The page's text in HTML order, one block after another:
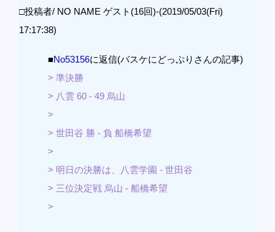
□投稿者/ NO NAME ゲスト(16回)-(2019/05/03(Fri)
17:17:38)
■No53156に返信(バスケにどっぷりさんの記事)
> 準決勝
> 八雲 60 - 49 烏山
>
> 世田谷 勝 - 負 船橋希望
>
> 明日の決勝は、八雲学園 - 世田谷
> 三位決定戦 烏山 - 船橋希望
>